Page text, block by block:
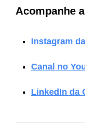
Acompanhe
Instagram
Canal no
LinkedIn da